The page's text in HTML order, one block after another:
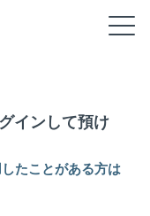
インして預け
たことがある方は